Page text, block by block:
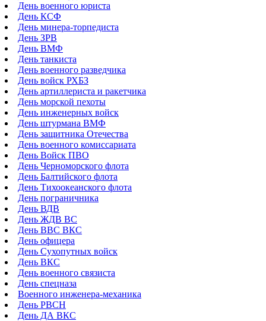
День военного юриста
День КСФ
День минера-торпедиста
День ЗРВ
День ВМФ
День танкиста
День военного разведчика
День войск РХБЗ
День артиллериста и ракетчика
День морской пехоты
День инженерных войск
День штурмана ВМФ
День защитника Отечества
День военного комиссариата
День Войск ПВО
День Черноморского флота
День Балтийского флота
День Тихоокеанского флота
День пограничника
День ВДВ
День ЖДВ ВС
День ВВС ВКС
День офицера
День Сухопутных войск
День ВКС
День военного связиста
День спецназа
Военного инженера-механика
День РВСН
День ДА ВКС